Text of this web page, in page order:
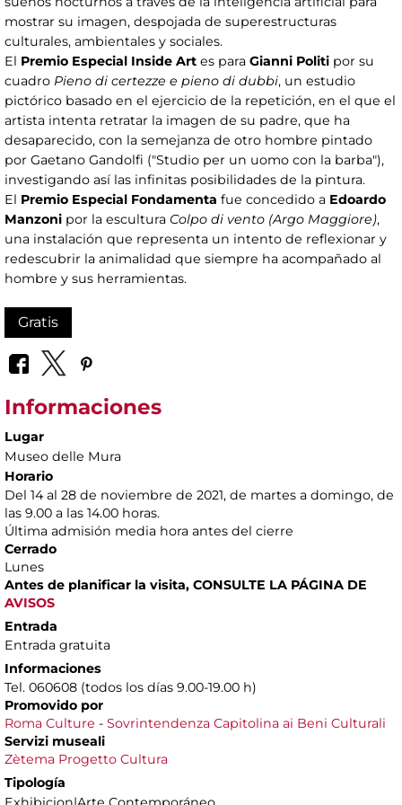
mostrar su imagen, despojada de superestructuras
culturales, ambientales y sociales.
El Premio Especial Inside Art es para Gianni Politi por su
cuadro Pieno di certezze e pieno di dubbi, un estudio
pictórico basado en el ejercicio de la repetición, en el que el
artista intenta retratar la imagen de su padre, que ha
desaparecido, con la semejanza de otro hombre pintado
por Gaetano Gandolfi ("Studio per un uomo con la barba"),
investigando así las infinitas posibilidades de la pintura.
El Premio Especial Fondamenta fue concedido a Edoardo
Manzoni por la escultura Colpo di vento (Argo Maggiore),
una instalación que representa un intento de reflexionar y
redescubrir la animalidad que siempre ha acompañado al
hombre y sus herramientas.
Gratis
Informaciones
Lugar
Museo delle Mura
Horario
Del 14 al 28 de noviembre de 2021, de martes a domingo, de
las 9.00 a las 14.00 horas.
Última admisión media hora antes del cierre
Cerrado
Lunes
Antes de planificar la visita, CONSULTE LA PÁGINA DE
AVISOS
Entrada
Entrada gratuita
Informaciones
Tel. 060608 (todos los días 9.00-19.00 h)
Promovido por
Roma Culture - Sovrintendenza Capitolina ai Beni Culturali
Servizi museali
Zètema Progetto Cultura
Tipología